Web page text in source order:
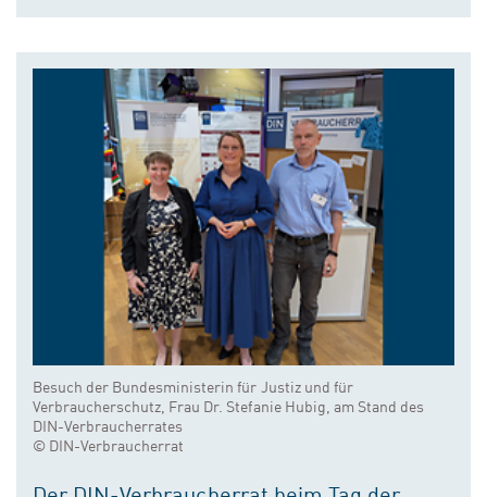
Besuch der Bundesministerin für Justiz und für
Verbraucherschutz, Frau Dr. Stefanie Hubig, am Stand des
DIN-Verbraucherrates
© DIN-Verbraucherrat